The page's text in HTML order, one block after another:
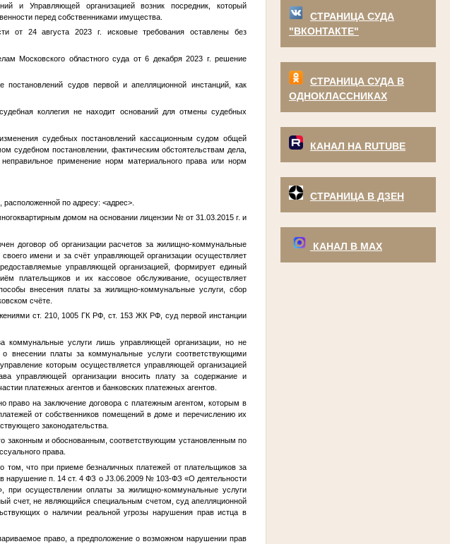
СТРАНИЦА СУДА
"ВКОНТАКТЕ"
СТРАНИЦА СУДА В
ОДНОКЛАССНИКАХ
КАНАЛ НА RUTUBE
СТРАНИЦА В ДЗЕН
КАНАЛ В МАХ
и Управляющей организацией возник посредник, который
перед собственниками имущества.
от 24 августа 2023 г. исковые требования оставлены без
Московского областного суда от 6 декабря 2023 г. решение
судов первой и апелляционной инстанций, как
коллегия не находит оснований для отмены судебных
судебных постановлений кассационным судом общей
судебном постановлении, фактическим обстоятельствам дела,
применение норм материального права или норм
по адресу: <адрес>.
домом на основании лицензии № от 31.03.2015 г. и
об организации расчетов за жилищно-коммунальные
имени и за счёт управляющей организации осуществляет
управляющей организацией, формирует единый
плательщиков и их кассовое обслуживание, осуществляет
внесения платы за жилищно-коммунальные услуги, сбор
счёте.
ст. 210, 1005 ГК РФ, ст. 153 ЖК РФ, суд первой инстанции
коммунальные услуги лишь управляющей организации, но не
внесении платы за коммунальные услуги соответствующими
которым осуществляется управляющей организацией
управляющей организации вносить плату за содержание и
платежных агентов и банковских платежных агентов.
право на заключение договора с платежным агентом, которым в
от собственников помещений в доме и перечислению их
законодательства.
законным и обоснованным, соответствующим установленным по
права.
что при приеме безналичных платежей от плательщиков за
нарушение п. 14 ст. 4 ФЗ о J3.06.2009 № 103-ФЗ «О деятельности
при осуществлении оплаты за жилищно-коммунальные услуги
счет, не являющийся специальным счетом, суд апелляционной
о наличии реальной угрозы нарушения прав истца в
право, а предположение о возможном нарушении прав